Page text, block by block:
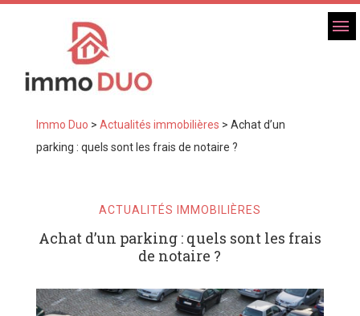
Immo Duo > Actualités immobilières > Achat d’un
parking : quels sont les frais de notaire ?
ACTUALITÉS IMMOBILIÈRES
Achat d’un parking : quels sont les frais
de notaire ?